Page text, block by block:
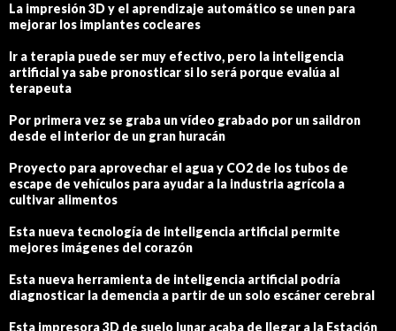
La impresión 3D y el aprendizaje automático se unen para
mejorar los implantes cocleares
Ir a terapia puede ser muy efectivo, pero la inteligencia
artificial ya sabe pronosticar si lo será porque evalúa al
terapeuta
Por primera vez se graba un vídeo grabado por un saildron
desde el interior de un gran huracán
Proyecto para aprovechar el agua y CO2 de los tubos de
escape de vehículos para ayudar a la industria agrícola a
cultivar alimentos
Esta nueva tecnología de inteligencia artificial permite
mejores imágenes del corazón
Esta nueva herramienta de inteligencia artificial podría
diagnosticar la demencia a partir de un solo escáner cerebral
Esta impresora 3D de suelo lunar acaba de llegar a la Estación